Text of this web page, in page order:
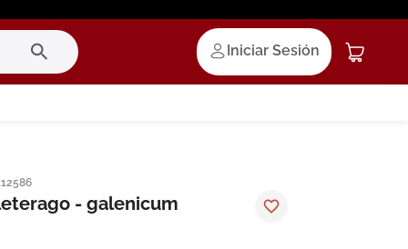
Iniciar Sesión
- galenicum